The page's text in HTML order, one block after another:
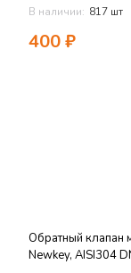
В наличии: 817 шт
400₽
Обратный
Newkey, AISI304